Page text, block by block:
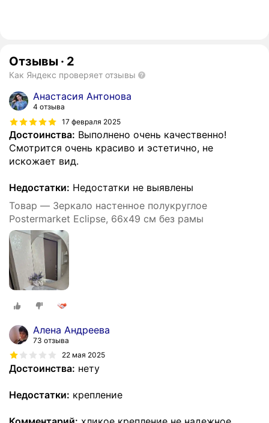
Отзывы · 2
Как Яндекс проверяет отзывы
Анастасия Антонова
4 отзыва
17 февраля 2025
Достоинства: Выполнено очень качественно!
Смотрится очень красиво и эстетично, не
искожает вид.
Недостатки: Недостатки не выявлены
Товар — Зеркало настенное полукруглое
Postermarket Eclipse, 66х49 см без рамы
Алена Андреева
73 отзыва
22 мая 2025
Достоинства: нету
Недостатки: крепление